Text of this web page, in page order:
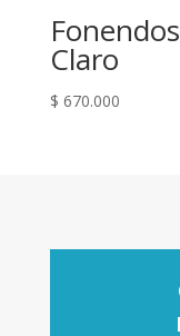
Claro
$ 670.000